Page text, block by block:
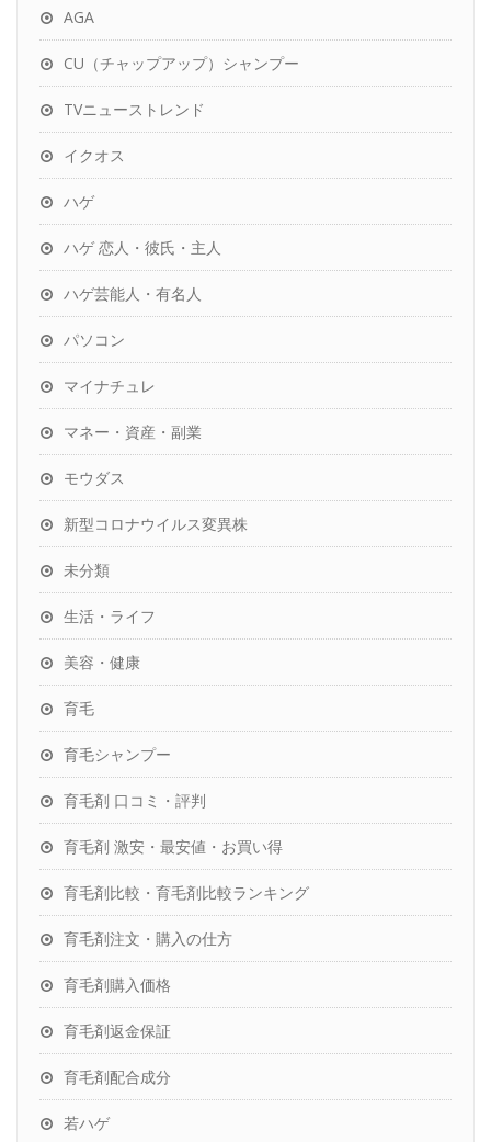
AGA
CU（チャップアップ）シャンプー
TVニューストレンド
イクオス
ハゲ
ハゲ 恋人・彼氏・主人
ハゲ芸能人・有名人
パソコン
マイナチュレ
マネー・資産・副業
モウダス
新型コロナウイルス変異株
未分類
生活・ライフ
美容・健康
育毛
育毛シャンプー
育毛剤 口コミ・評判
育毛剤 激安・最安値・お買い得
育毛剤比較・育毛剤比較ランキング
育毛剤注文・購入の仕方
育毛剤購入価格
育毛剤返金保証
育毛剤配合成分
若ハゲ